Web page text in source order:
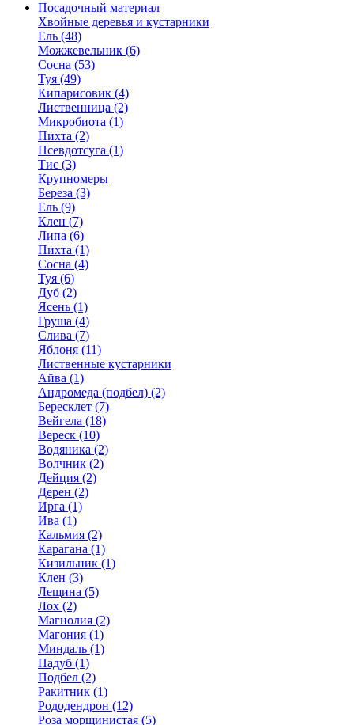
Посадочный материал
Хвойные деревья и кустарники
Ель (48)
Можжевельник (6)
Сосна (53)
Туя (49)
Кипарисовик (4)
Лиственница (2)
Микробиота (1)
Пихта (2)
Псевдотсуга (1)
Тис (3)
Крупномеры
Береза (3)
Ель (9)
Клен (7)
Липа (6)
Пихта (1)
Сосна (4)
Туя (6)
Дуб (2)
Ясень (1)
Груша (4)
Слива (7)
Яблоня (11)
Лиственные кустарники
Айва (1)
Андромеда (подбел) (2)
Бересклет (7)
Вейгела (18)
Вереск (10)
Водяника (2)
Волчник (2)
Дейция (2)
Дерен (2)
Ирга (1)
Ива (1)
Кальмия (2)
Карагана (1)
Кизильник (1)
Клен (3)
Лещина (5)
Лох (2)
Магнолия (2)
Магония (1)
Миндаль (1)
Падуб (1)
Подбел (2)
Ракитник (1)
Рододендрон (12)
Роза морщинистая (5)